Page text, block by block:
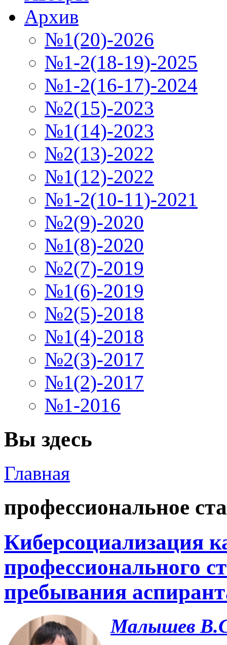
Архив
№1(20)-2026
№1-2(18-19)-2025
№1-2(16-17)-2024
№2(15)-2023
№1(14)-2023
№2(13)-2022
№1(12)-2022
№1-2(10-11)-2021
№2(9)-2020
№1(8)-2020
№2(7)-2019
№1(6)-2019
№2(5)-2018
№1(4)-2018
№2(3)-2017
№1(2)-2017
№1-2016
Вы здесь
Главная
профессиональное
Киберсоциализация
профессионального
пребывания
Малышев